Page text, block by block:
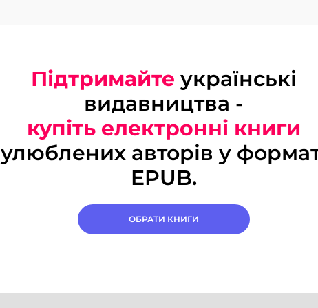
Підтримайте українські
видавництва -
купіть електронні книги
улюблених авторів у
EPUB.
ОБРАТИ КНИГИ